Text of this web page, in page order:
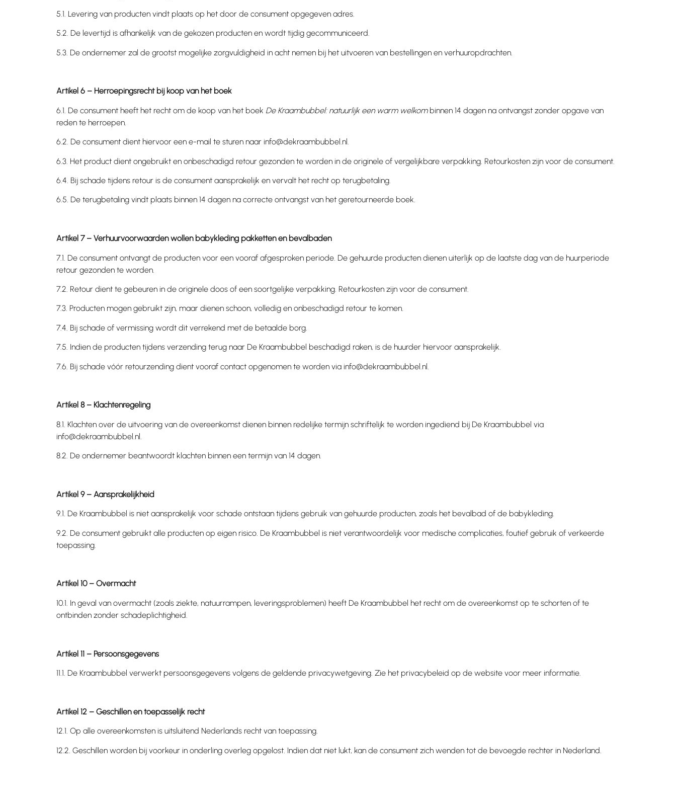
5.1. Levering van producten vindt plaats op het door de consument opgegeven adres.
5.2. De levertijd is afhankelijk van de gekozen producten en wordt tijdig gecommuniceerd.
5.3. De ondernemer zal de grootst mogelijke zorgvuldigheid in acht nemen bij het uitvoeren van bestellingen en verhuuropdrachten.
Artikel 6 – Herroepingsrecht bij koop van het boek
6.1. De consument heeft het recht om de koop van het boek De Kraambubbel: natuurlijk een warm welkombinnen 14 dagen na ontvangst zonder opgave van
reden te herroepen.
6.2. De consument dient hiervoor een e-mail te sturen naar info@dekraambubbel.nl.
6.3. Het product dient ongebruikt en onbeschadigd retour gezonden te worden in de originele of vergelijkbare verpakking. Retourkosten zijn voor de consument.
6.4. Bij schade tijdens retour is de consument aansprakelijk en vervalt het recht op terugbetaling.
6.5. De terugbetaling vindt plaats binnen 14 dagen na correcte ontvangst van het geretourneerde boek.
Artikel 7 – Verhuurvoorwaarden wollen babykleding pakketten en bevalbaden
7.1. De consument ontvangt de producten voor een vooraf afgesproken periode. De gehuurde producten dienen uiterlijk op de laatste dag van de huurperiode
retour gezonden te worden.
7.2. Retour dient te gebeuren in de originele doos of een soortgelijke verpakking. Retourkosten zijn voor de consument.
7.3. Producten mogen gebruikt zijn, maar dienen schoon, volledig en onbeschadigd retour te komen.
7.4. Bij schade of vermissing wordt dit verrekend met de betaalde borg.
7.5. Indien de producten tijdens verzending terug naar De Kraambubbel beschadigd raken, is de huurder hiervoor aansprakelijk.
7.6. Bij schade vóór retourzending dient vooraf contact opgenomen te worden via info@dekraambubbel.nl
Artikel 8 – Klachtenregeling
8.1. Klachten over de uitvoering van de overeenkomst dienen binnen redelijke termijn schriftelijk te worden ingediend bij De Kraambubbel via
info@dekraambubbel.nl
8.2. De ondernemer beantwoordt klachten binnen een termijn van 14 dagen.
Artikel 9 – Aansprakelijkheid
9.1. De Kraambubbel is niet aansprakelijk voor schade ontstaan tijdens gebruik van gehuurde producten, zoals het bevalbad of de babykleding.
9.2. De consument gebruikt alle producten op eigen risico. De Kraambubbel is niet verantwoordelijk voor medische complicaties, foutief gebruik of verkeerde
toepassing.
Artikel 10 – Overmacht
10.1. In geval van overmacht (zoals ziekte, natuurrampen, leveringsproblemen) heeft De Kraambubbel het recht om de overeenkomst op te schorten of te
ontbinden zonder schadeplichtigheid.
Artikel 11 – Persoonsgegevens
11.1. De Kraambubbel verwerkt persoonsgegevens volgens de geldende privacywetgeving. Zie het privacybeleid op de website voor meer informatie.
Artikel 12 – Geschillen en toepasselijk recht
12.1. Op alle overeenkomsten is uitsluitend Nederlands recht van toepassing.
12.2. Geschillen worden bij voorkeur in onderling overleg opgelost. Indien dat niet lukt, kan de consument zich wenden tot de bevoegde rechter in Nederland.